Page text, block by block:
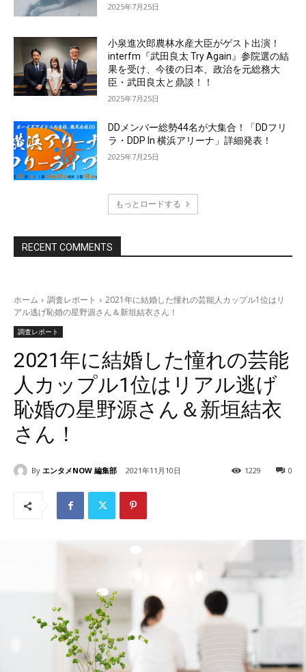
2025年7月25日
小泉進次郎農林水産大臣がゲスト出演！
interfm『武田良太 Try Again』参院選の結
果を受け、今後の日本、政治を元総務大
臣・武田良太と鼎談！！
2025年7月25日
DDメンバー総勢44名が大集合！「DDフリ
ラ・DDP In 横浜アリーナ」詳細発表！
2025年7月25日
もっとロードする
RECENT COMMENTS